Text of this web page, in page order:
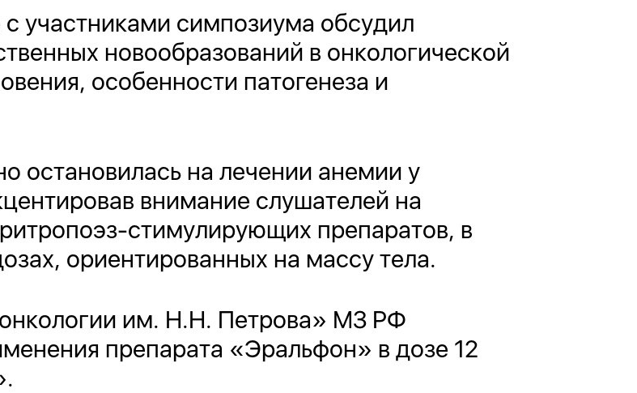
участниками симпозиума обсудил
новообразований в онкологической
особенности патогенеза и
остановилась на лечении анемии у
внимание слушателей на
стимулирующих препаратов, в
ориентированных на массу тела.
им. Н.Н. Петрова» МЗ РФ
препарата «Эральфон» в дозе 12